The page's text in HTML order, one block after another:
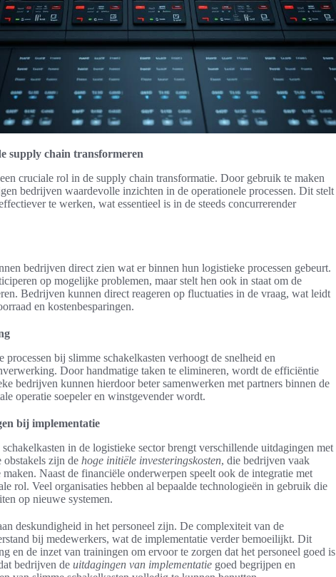
supply chain transformeren
cruciale rol in de supply chain transformatie. Door gebruik te maken
bedrijven waardevolle inzichten in de operationele processen. Dit stelt
te werken, wat essentieel is in de steeds concurrerender
bedrijven direct zien wat er binnen hun logistieke processen gebeurt.
op mogelijke problemen, maar stelt hen ook in staat om de
Bedrijven kunnen direct reageren op fluctuaties in de vraag, wat leidt
en kostenbesparingen.
processen bij slimme schakelkasten verhoogt de snelheid en
Door handmatige taken te elimineren, wordt de efficiëntie
bedrijven kunnen hierdoor beter samenwerken met partners binnen de
operatie soepeler en winstgevender wordt.
bij implementatie
in de logistieke sector brengt verschillende uitdagingen met
obstakels zijn de hoge initiële investeringskosten, die bedrijven vaak
Naast de financiële onderwerpen speelt ook de integratie met
rol. Veel organisaties hebben al bepaalde technologieën in gebruik die
op nieuwe systemen.
deskundigheid in het personeel zijn. De complexiteit van de
bij medewerkers, wat de implementatie verder bemoeilijkt. Dit
en de inzet van trainingen om ervoor te zorgen dat het personeel goed is
bedrijven de uitdagingen van implementatie goed begrijpen en